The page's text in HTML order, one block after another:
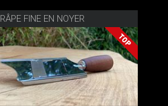
RÂPE FINE EN NOYER